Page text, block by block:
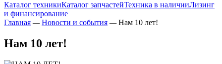
Каталог техникиКаталог запчастейТехника в наличииЛизинг
и финансирование
Главная — Новости и события — Нам 10 лет!
Нам 10 лет!